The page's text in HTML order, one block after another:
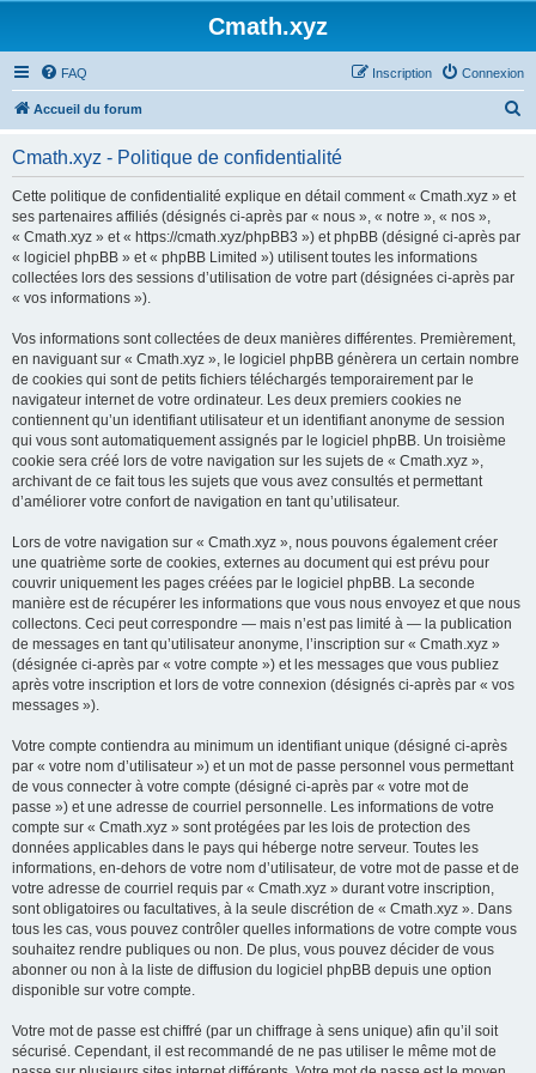
Cmath.xyz
FAQ Connexion
Inscription
Accueil du forum
Cmath.xyz - Politique de confidentialité
Cette politique de confidentialité explique en détail comment « Cmath.xyz » et
ses partenaires affiliés (désignés ci-après par « nous », « notre », « nos »,
« Cmath.xyz » et « https://cmath.xyz/phpBB3 ») et phpBB (désigné ci-après par
« logiciel phpBB » et « phpBB Limited ») utilisent toutes les informations
collectées lors des sessions d’utilisation de votre part (désignées ci-après par
« vos informations »).
Vos informations sont collectées de deux manières différentes. Premièrement,
en naviguant sur « Cmath.xyz », le logiciel phpBB génèrera un certain nombre
de cookies qui sont de petits fichiers téléchargés temporairement par le
navigateur internet de votre ordinateur. Les deux premiers cookies ne
contiennent qu’un identifiant utilisateur et un identifiant anonyme de session
qui vous sont automatiquement assignés par le logiciel phpBB. Un troisième
cookie sera créé lors de votre navigation sur les sujets de « Cmath.xyz »,
archivant de ce fait tous les sujets que vous avez consultés et permettant
d’améliorer votre confort de navigation en tant qu’utilisateur.
Lors de votre navigation sur « Cmath.xyz », nous pouvons également créer
une quatrième sorte de cookies, externes au document qui est prévu pour
couvrir uniquement les pages créées par le logiciel phpBB. La seconde
manière est de récupérer les informations que vous nous envoyez et que nous
collectons. Ceci peut correspondre — mais n’est pas limité à — la publication
de messages en tant qu’utilisateur anonyme, l’inscription sur « Cmath.xyz »
(désignée ci-après par « votre compte ») et les messages que vous publiez
après votre inscription et lors de votre connexion (désignés ci-après par « vos
messages »).
Votre compte contiendra au minimum un identifiant unique (désigné ci-après
par « votre nom d’utilisateur ») et un mot de passe personnel vous permettant
de vous connecter à votre compte (désigné ci-après par « votre mot de
passe ») et une adresse de courriel personnelle. Les informations de votre
compte sur « Cmath.xyz » sont protégées par les lois de protection des
données applicables dans le pays qui héberge notre serveur. Toutes les
informations, en-dehors de votre nom d’utilisateur, de votre mot de passe et de
votre adresse de courriel requis par « Cmath.xyz » durant votre inscription,
sont obligatoires ou facultatives, à la seule discrétion de « Cmath.xyz ». Dans
tous les cas, vous pouvez contrôler quelles informations de votre compte vous
souhaitez rendre publiques ou non. De plus, vous pouvez décider de vous
abonner ou non à la liste de diffusion du logiciel phpBB depuis une option
disponible sur votre compte.
Votre mot de passe est chiffré (par un chiffrage à sens unique) afin qu’il soit
sécurisé. Cependant, il est recommandé de ne pas utiliser le même mot de